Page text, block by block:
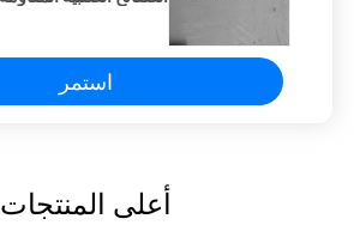
استمر
أعلى المنتجات